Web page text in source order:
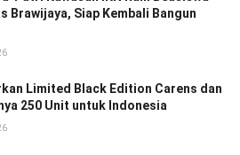
Brawijaya, Siap Kembali Bangun
Limited Black Edition Carens dan
250 Unit untuk Indonesia